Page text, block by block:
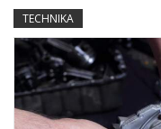
TECHNIKA